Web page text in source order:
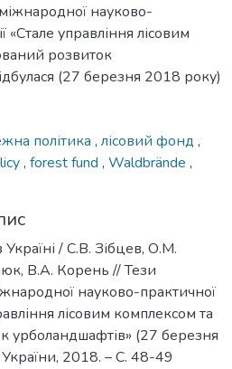
науково-
управління лісовим
розвиток
(27 березня 2018 року)
політика , лісовий фонд ,
, forest fund , Waldbrände ,
/ С.В. Зібцев, О.М.
В.А. Корень // Тези
науково-практичної
лісовим комплексом та
урболандшафтів» (27 березня
2018. – С. 48-49